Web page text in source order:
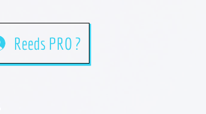
Reeds PRO ?